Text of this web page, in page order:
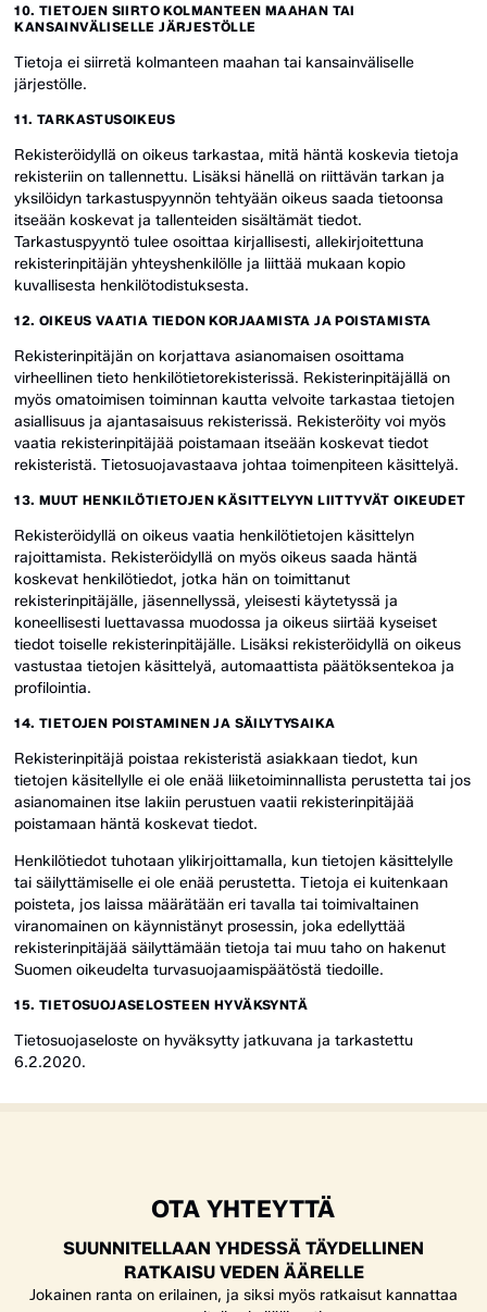
10. TIETOJEN SIIRTO KOLMANTEEN MAAHAN TAI
KANSAINVÄLISELLE JÄRJESTÖLLE
Tietoja ei siirretä kolmanteen maahan tai kansainväliselle
järjestölle.
11. TARKASTUSOIKEUS
Rekisteröidyllä on oikeus tarkastaa, mitä häntä koskevia tietoja
rekisteriin on tallennettu. Lisäksi hänellä on riittävän tarkan ja
yksilöidyn tarkastuspyynnön tehtyään oikeus saada tietoonsa
itseään koskevat ja tallenteiden sisältämät tiedot.
Tarkastuspyyntö tulee osoittaa kirjallisesti, allekirjoitettuna
rekisterinpitäjän yhteyshenkilölle ja liittää mukaan kopio
kuvallisesta henkilötodistuksesta.
12. OIKEUS VAATIA TIEDON KORJAAMISTA JA POISTAMISTA
Rekisterinpitäjän on korjattava asianomaisen osoittama
virheellinen tieto henkilötietorekisterissä. Rekisterinpitäjällä on
myös omatoimisen toiminnan kautta velvoite tarkastaa tietojen
asiallisuus ja ajantasaisuus rekisterissä. Rekisteröity voi myös
vaatia rekisterinpitäjää poistamaan itseään koskevat tiedot
rekisteristä. Tietosuojavastaava johtaa toimenpiteen käsittelyä.
13. MUUT HENKILÖTIETOJEN KÄSITTELYYN LIITTYVÄT OIKEUDET
Rekisteröidyllä on oikeus vaatia henkilötietojen käsittelyn
rajoittamista. Rekisteröidyllä on myös oikeus saada häntä
koskevat henkilötiedot, jotka hän on toimittanut
rekisterinpitäjälle, jäsennellyssä, yleisesti käytetyssä ja
koneellisesti luettavassa muodossa ja oikeus siirtää kyseiset
tiedot toiselle rekisterinpitäjälle. Lisäksi rekisteröidyllä on oikeus
vastustaa tietojen käsittelyä, automaattista päätöksentekoa ja
profilointia.
14. TIETOJEN POISTAMINEN JA SÄILYTYSAIKA
Rekisterinpitäjä poistaa rekisteristä asiakkaan tiedot, kun
tietojen käsitellylle ei ole enää liiketoiminnallista perustetta tai jos
asianomainen itse lakiin perustuen vaatii rekisterinpitäjää
poistamaan häntä koskevat tiedot.
Henkilötiedot tuhotaan ylikirjoittamalla, kun tietojen käsittelylle
tai säilyttämiselle ei ole enää perustetta. Tietoja ei kuitenkaan
poisteta, jos laissa määrätään eri tavalla tai toimivaltainen
viranomainen on käynnistänyt prosessin, joka edellyttää
rekisterinpitäjää säilyttämään tietoja tai muu taho on hakenut
Suomen oikeudelta turvasuojaamispäätöstä tiedoille.
15. TIETOSUOJASELOSTEEN HYVÄKSYNTÄ
Tietosuojaseloste on hyväksytty jatkuvana ja tarkastettu
6.2.2020.
OTA YHTEYTTÄ
SUUNNITELLAAN YHDESSÄ TÄYDELLINEN
RATKAISU VEDEN ÄÄRELLE
Jokainen ranta on erilainen, ja siksi myös ratkaisut kannattaa